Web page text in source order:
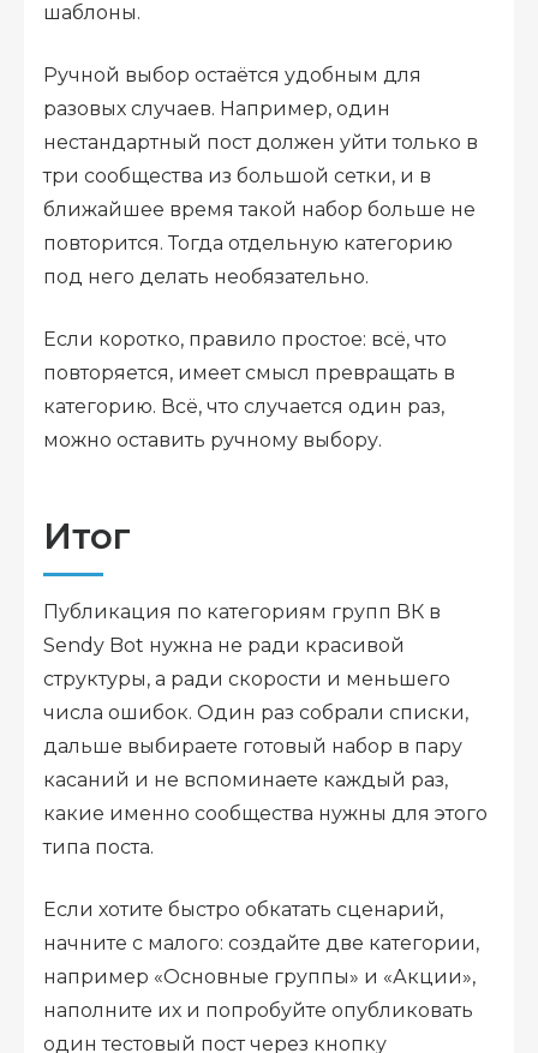
шаблоны.
Ручной выбор остаётся удобным для
разовых случаев. Например, один
нестандартный пост должен уйти только в
три сообщества из большой сетки, и в
ближайшее время такой набор больше не
повторится. Тогда отдельную категорию
под него делать необязательно.
Если коротко, правило простое: всё, что
повторяется, имеет смысл превращать в
категорию. Всё, что случается один раз,
можно оставить ручному выбору.
Итог
Публикация по категориям групп ВК в
Sendy Bot нужна не ради красивой
структуры, а ради скорости и меньшего
числа ошибок. Один раз собрали списки,
дальше выбираете готовый набор в пару
касаний и не вспоминаете каждый раз,
какие именно сообщества нужны для этого
типа поста.
Если хотите быстро обкатать сценарий,
начните с малого: создайте две категории,
например «Основные группы» и «Акции»,
наполните их и попробуйте опубликовать
один тестовый пост через кнопку